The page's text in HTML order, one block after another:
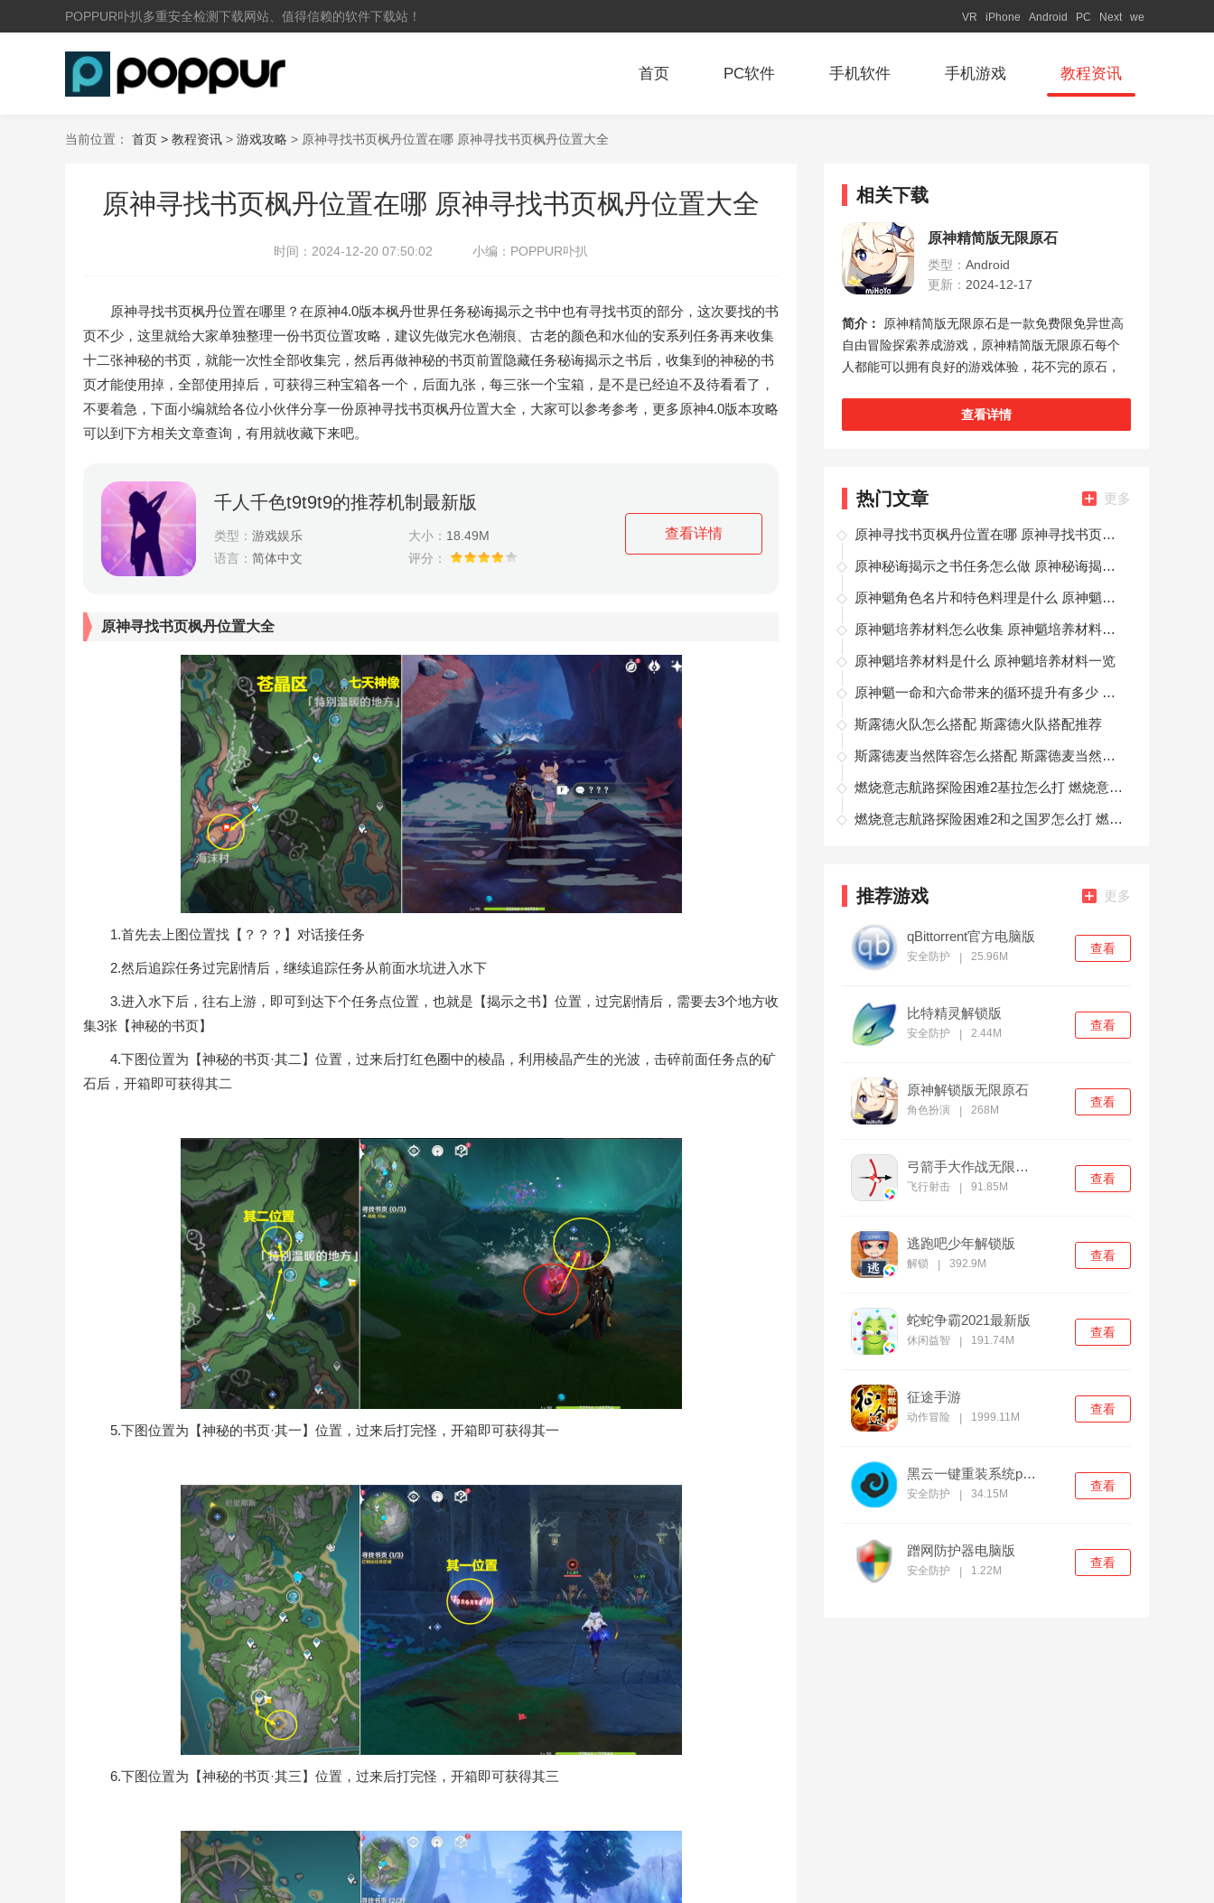
POPPUR卟扒多重安全检测下载网站、值得信赖的软件下载站！ VR iPhone Android PC Next we
首页 PC软件 手机软件 手机游戏 教程资讯
当前位置： 首页 > 教程资讯 > 游戏攻略 > 原神寻找书页枫丹位置在哪 原神寻找书页枫丹位置大全
原神寻找书页枫丹位置在哪 原神寻找书页枫丹位置大全
时间： 2024-12-20 07:50:02 小编： POPPUR卟扒
原神寻找书页枫丹位置在哪里？在原神4.0版本枫丹世界任务秘诲揭示之书中也有寻找书页的部分，这次要找的书
页不少，这里就给大家单独整理一份书页位置攻略，建议先做完水色潮痕、古老的颜色和水仙的安系列任务再来收集
十二张神秘的书页，就能一次性全部收集完，然后再做神秘的书页前置隐藏任务秘诲揭示之书后，收集到的神秘的书
页才能使用掉，全部使用掉后，可获得三种宝箱各一个，后面九张，每三张一个宝箱，是不是已经迫不及待看看了，
不要着急，下面小编就给各位小伙伴分享一份原神寻找书页枫丹位置大全，大家可以参考参考，更多原神4.0版本攻略
可以到下方相关文章查询，有用就收藏下来吧。
千人千色t9t9t9的推荐机制最新版
类型： 游戏娱乐 大小： 18.49M
语言： 简体中文 评分：
查看详情
原神寻找书页枫丹位置大全
1.首先去上图位置找【？？？】对话接任务
2.然后追踪任务过完剧情后，继续追踪任务从前面水坑进入水下
3.进入水下后，往右上游，即可到达下个任务点位置，也就是【揭示之书】位置，过完剧情后，需要去3个地方收
集3张【神秘的书页】
4.下图位置为【神秘的书页·其二】位置，过来后打红色圈中的棱晶，利用棱晶产生的光波，击碎前面任务点的矿
石后，开箱即可获得其二
5.下图位置为【神秘的书页·其一】位置，过来后打完怪，开箱即可获得其一
6.下图位置为【神秘的书页·其三】位置，过来后打完怪，开箱即可获得其三
相关下载
原神精简版无限原石
类型： Android
更新： 2024-12-17
简介：
原神精简版无限原石是一款免费限免异世高
自由冒险探索养成游戏，原神精简版无限原石每个
人都能可以拥有良好的游戏体验，花不完的原石，
查看详情
热门文章 更多
原神寻找书页枫丹位置在哪 原神寻找书页枫丹位置大全
原神秘诲揭示之书任务怎么做 原神秘诲揭示之书攻略详解
原神魈角色名片和特色料理是什么 原神魈个性物品一览
原神魈培养材料怎么收集 原神魈培养材料收集路线
原神魈培养材料是什么 原神魈培养材料一览
原神魈一命和六命带来的循环提升有多少 原神魈一命和六命带来的循环提升详解
斯露德火队怎么搭配 斯露德火队搭配推荐
斯露德麦当然阵容怎么搭配 斯露德麦当然阵容搭配推荐
燃烧意志航路探险困难2基拉怎么打 燃烧意志航路探险困难2高分攻略
燃烧意志航路探险困难2和之国罗怎么打 燃烧意志航路探险困难2和之国罗打法分享
推荐游戏 更多
qBittorrent官方电脑版
安全防护 25.96M
查看
比特精灵解锁版
安全防护 2.44M
查看
原神解锁版无限原石
角色扮演 268M
查看
弓箭手大作战无限金币版
飞行射击 91.85M
查看
逃跑吧少年解锁版
解锁 392.9M
查看
蛇蛇争霸2021最新版
休闲益智 191.74M
查看
征途手游
动作冒险 1999.11M
查看
黑云一键重装系统pc官方版
安全防护 34.15M
查看
蹭网防护器电脑版
安全防护 1.22M
查看